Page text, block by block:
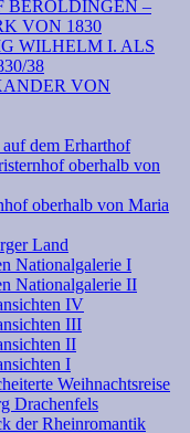
BEROLDINGEN –
VON 1830
WILHELM I. ALS
38
VON
dem Erharthof
oberhalb von
oberhalb von Maria
Land
Nationalgalerie I
Nationalgalerie II
IV
III
II
I
Weihnachtsreise
Drachenfels
der Rheinromantik